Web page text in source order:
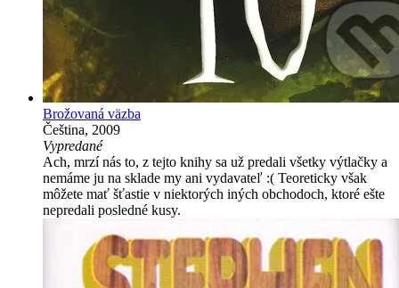
Brožovaná väzba
Čeština, 2009
Vypredané
Ach, mrzí nás to, z tejto knihy sa už predali všetky výtlačky a
nemáme ju na sklade my ani vydavateľ :( Teoreticky však
môžete mať šťastie v niektorých iných obchodoch, ktoré ešte
nepredali posledné kusy.